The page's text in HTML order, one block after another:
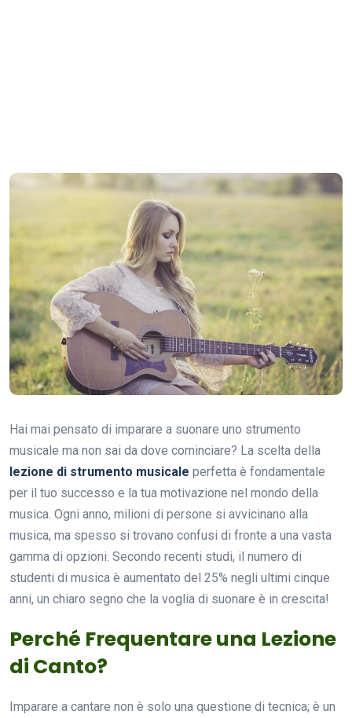
Hai mai pensato di imparare a suonare uno strumento
musicale ma non sai da dove cominciare? La scelta della
lezione di strumento musicale perfetta è fondamentale
per il tuo successo e la tua motivazione nel mondo della
musica. Ogni anno, milioni di persone si avvicinano alla
musica, ma spesso si trovano confusi di fronte a una vasta
gamma di opzioni. Secondo recenti studi, il numero di
studenti di musica è aumentato del 25% negli ultimi cinque
anni, un chiaro segno che la voglia di suonare è in crescita!
Perché Frequentare una Lezione
di Canto?
Imparare a cantare non è solo una questione di tecnica; è un